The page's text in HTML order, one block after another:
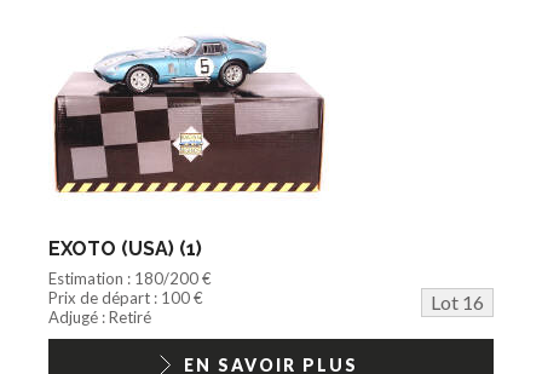
EXOTO (USA) (1)
Estimation : 180/200 €
Prix de départ : 100 €
Lot 16
Adjugé : Retiré
EN SAVOIR PLUS